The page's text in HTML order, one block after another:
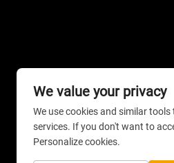
We value your privacy
We use cookies and similar
services. If you don't want to
Personalize cookies.